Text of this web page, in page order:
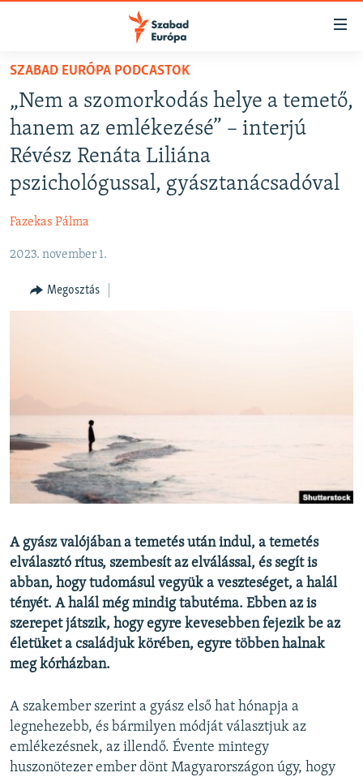
Akadálymentes
Ugrás
fő
oldalra
Ugrás
tartalomjegyzékre
keresésre
AKTUÁLIS
PODCASTOK
VIDEÓK
SZABADON
TÁRSADALOM
KLÍMAVÁLTOZÁS
A MÚLT TANULSÁGAI
Valamennyi RFE/RL weboldal
SZABAD EURÓPA PODCASTOK
„Nem a szomorkodás helye a temető,
hanem az emlékezésé” – interjú
Révész Renáta Liliána
pszichológussal, gyásztanácsadóval
Fazekas Pálma
2023. november 1.
Megosztás
A gyász valójában a temetés után indul, a temetés
elválasztó rítus, szembesít az elválással, és segít is
abban, hogy tudomásul vegyük a veszteséget, a halál
tényét. A halál még mindig tabutéma. Ebben az is
szerepet játszik, hogy egyre kevesebben fejezik be az
életüket a családjuk körében, egyre többen halnak
meg kórházban.
A szakember szerint a gyász első hat hónapja a
legnehezebb, és bármilyen módját választjuk az
emlékezésnek, az illendő. Évente mintegy
huszonötezer ember dönt Magyarországon úgy, hogy